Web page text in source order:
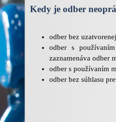
Kedy je odber
odber bez
odber s
zaznamenáva odber
odber s používaním
odber bez súhlasu